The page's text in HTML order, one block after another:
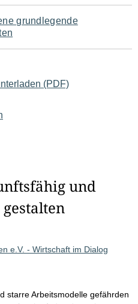
grundlegende
(PDF)
und
e.V. - Wirtschaft im Dialog
starre Arbeitsmodelle gefährden